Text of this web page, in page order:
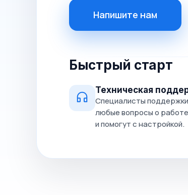
Напишите нам
Быстрый старт
Техническая
Специалисты
любые вопросы о
и помогут с настройкой.